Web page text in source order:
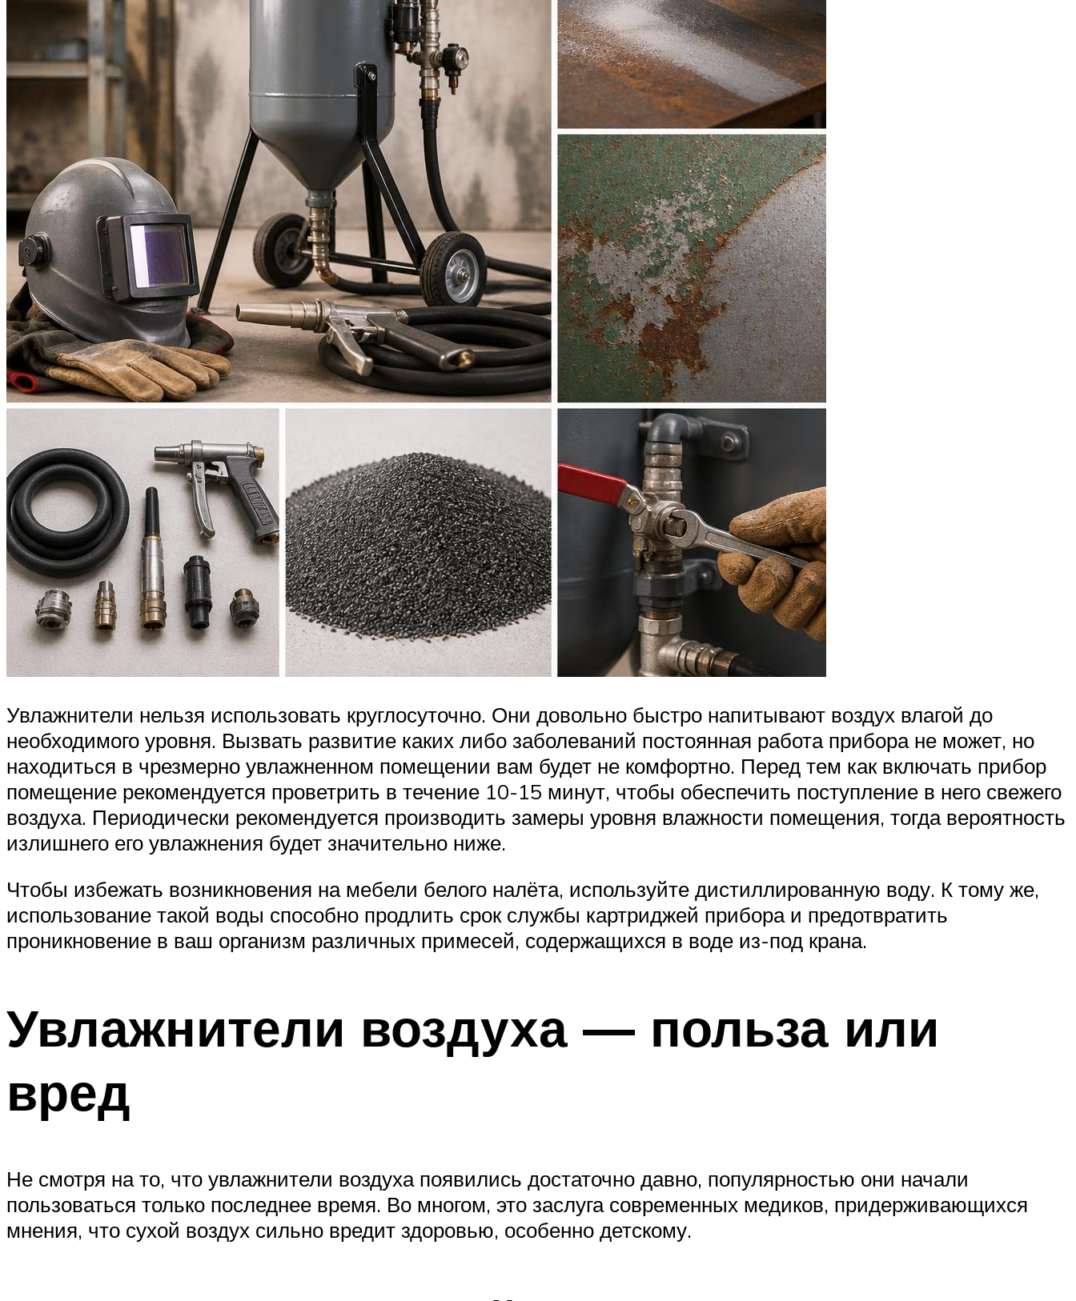
Увлажнители нельзя использовать круглосуточно. Они довольно быстро напитывают воздух влагой до
необходимого уровня. Вызвать развитие каких либо заболеваний постоянная работа прибора не может, но
находиться в чрезмерно увлажненном помещении вам будет не комфортно. Перед тем как включать прибор
помещение рекомендуется проветрить в течение 10-15 минут, чтобы обеспечить поступление в него свежего
воздуха. Периодически рекомендуется производить замеры уровня влажности помещения, тогда вероятность
излишнего его увлажнения будет значительно ниже.
Чтобы избежать возникновения на мебели белого налёта, используйте дистиллированную воду. К тому же,
использование такой воды способно продлить срок службы картриджей прибора и предотвратить
проникновение в ваш организм различных примесей, содержащихся в воде из-под крана.
Увлажнители воздуха — польза или
вред
Не смотря на то, что увлажнители воздуха появились достаточно давно, популярностью они начали
пользоваться только последнее время. Во многом, это заслуга современных медиков, придерживающихся
мнения, что сухой воздух сильно вредит здоровью, особенно детскому.